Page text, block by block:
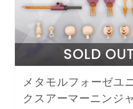
SOLD
メタモルフォーゼユ
クスアーマーニンジ